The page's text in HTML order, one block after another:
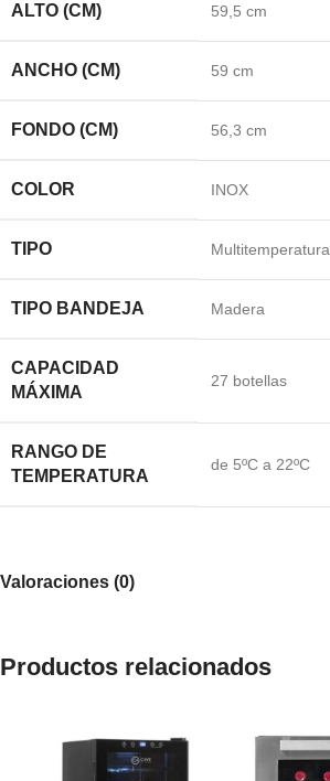
ALTO (CM) 59,5 cm
ANCHO (CM) 59 cm
FONDO (CM) 56,3 cm
COLOR INOX
TIPO Multitemperatura
TIPO BANDEJA Madera
CAPACIDAD
MÁXIMA
27 botellas
RANGO DE
TEMPERATURA
de 5ºC a 22ºC
Valoraciones (0)
Productos relacionados